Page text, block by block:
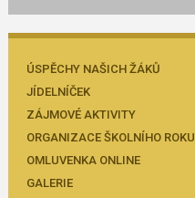
ÚSPĚCHY NAŠICH ŽÁKŮ
JÍDELNÍČEK
ZÁJMOVÉ AKTIVITY
ORGANIZACE ŠKOLNÍHO ROKU
OMLUVENKA ONLINE
GALERIE